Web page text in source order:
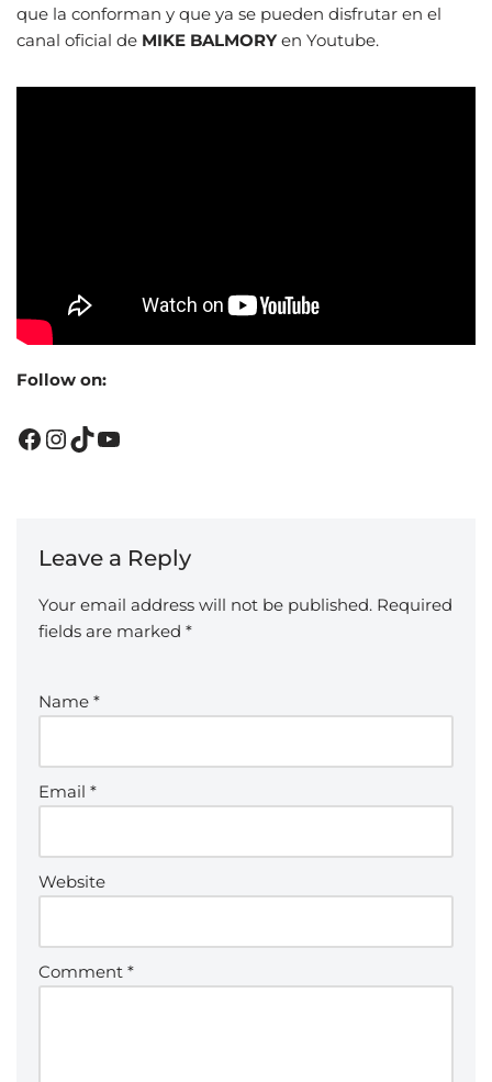
que la conforman y que ya se pueden disfrutar en el
canal oficial de MIKE BALMORY en Youtube.
Follow on:
Leave a Reply
Your email address will not be published. Required
fields are marked *
Name *
Email *
Website
Comment *